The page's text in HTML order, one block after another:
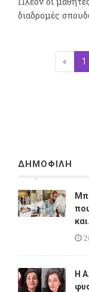
διαδρομές
« 1
ΔΗΜΟΦΙΛΗ
Η